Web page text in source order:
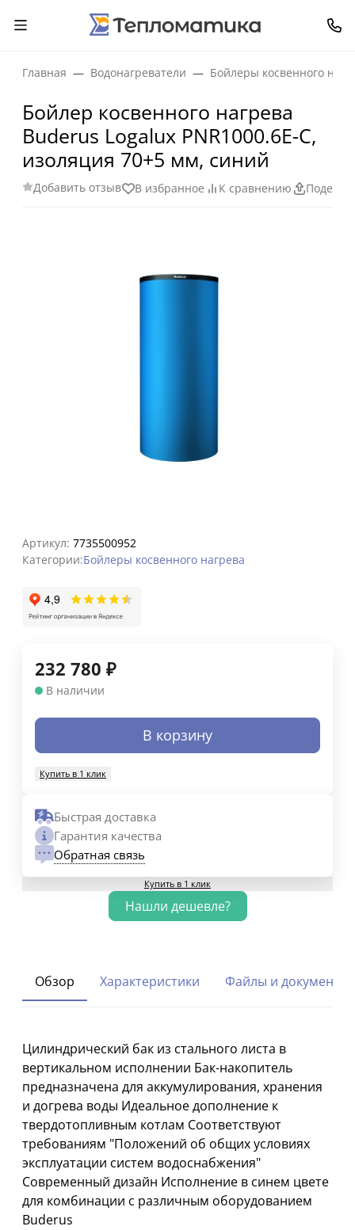
Главная Водонагреватели Бойлеры косвенного
Бойлер косвенного нагрева
Buderus Logalux PNR1000.6E-C,
изоляция 70+5 мм, синий
Добавить отзыв В избранное К сравнению
Артикул: 7735500952
Категории:Бойлеры косвенного нагрева
232 780 ₽
В наличии
В корзину
Купить в 1 клик
Быстрая доставка
Гарантия качества
Обратная связь
Купить в 1 клик
Обзор Характеристики Файлы и документы
Цилиндрический бак из стального листа в
вертикальном исполнении Бак-накопитель
предназначена для аккумулирования, хранения
и догрева воды Идеальное дополнение к
твердотопливным котлам Соответствуют
требованиям "Положений об общих условиях
эксплуатации систем водоснабжения"
Современный дизайн Исполнение в синем цвете
для комбинации с различным оборудованием
Buderus